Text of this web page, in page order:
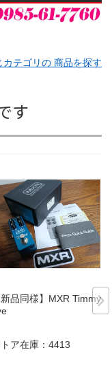
カテゴリの 商品を探す
す
品同様】MXR Timmy O
ア在庫： 4413